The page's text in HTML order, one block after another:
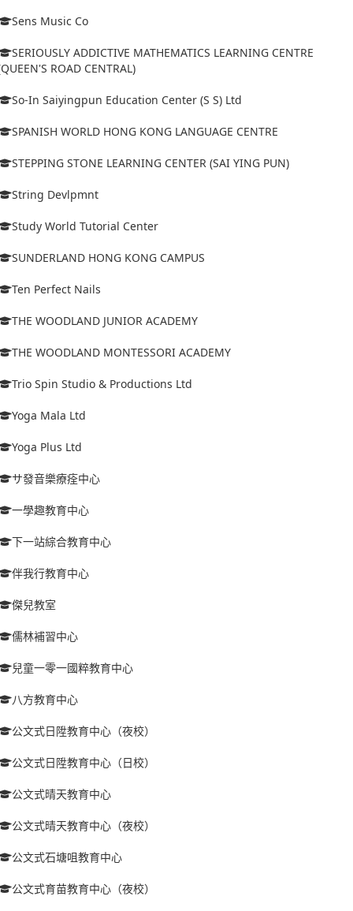
Sens Music Co
SERIOUSLY ADDICTIVE MATHEMATICS LEARNING CENTRE
ROAD CENTRAL)
So-In Saiyingpun Education Center (S S) Ltd
SPANISH WORLD HONG KONG LANGUAGE CENTRE
STEPPING STONE LEARNING CENTER (SAI YING PUN)
String Devlpmnt
Study World Tutorial Center
SUNDERLAND HONG KONG CAMPUS
Ten Perfect Nails
THE WOODLAND JUNIOR ACADEMY
THE WOODLAND MONTESSORI ACADEMY
Trio Spin Studio & Productions Ltd
Yoga Mala Ltd
Yoga Plus Ltd
サ發音樂療痊中心
一學趣教育中心
下一站綜合教育中心
伴我行教育中心
傑兒教室
儒林補習中心
兒童一零一國粹教育中心
八方教育中心
公文式日陞教育中心（夜校）
公文式日陞教育中心（日校）
公文式晴天教育中心
公文式晴天教育中心（夜校）
公文式石塘咀教育中心
公文式育苗教育中心（夜校）